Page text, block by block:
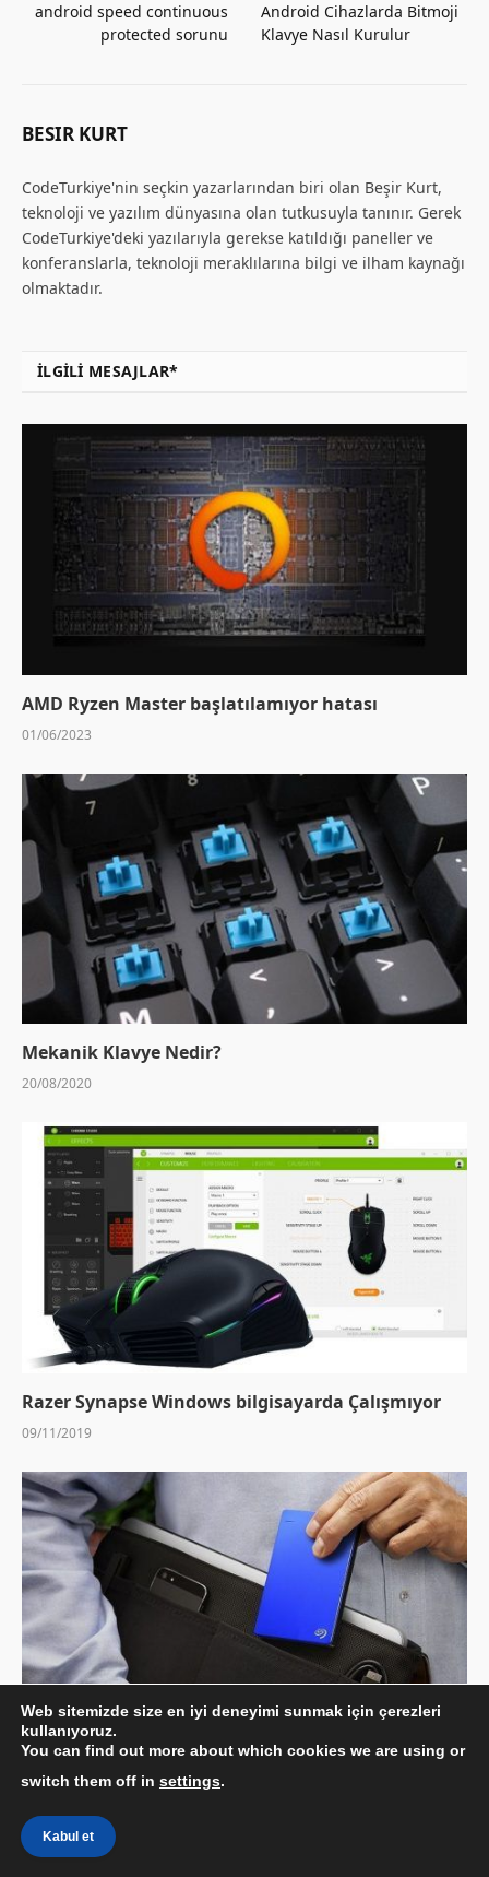
android speed continuous
protected sorunu
Android Cihazlarda Bitmoji
Klavye Nasıl Kurulur
BESIR KURT
CodeTurkiye'nin seçkin yazarlarından biri olan Beşir Kurt,
teknoloji ve yazılım dünyasına olan tutkusuyla tanınır. Gerek
CodeTurkiye'deki yazılarıyla gerekse katıldığı paneller ve
konferanslarla, teknoloji meraklılarına bilgi ve ilham kaynağı
olmaktadır.
İLGILI MESAJLAR*
AMD Ryzen Master başlatılamıyor hatası
01/06/2023
Mekanik Klavye Nedir?
20/08/2020
Razer Synapse Windows bilgisayarda Çalışmıyor
09/11/2019
Hangi Harici Sürücü Almalıyım?
04/09/2018
Web sitemizde size en iyi deneyimi sunmak için çerezleri
kullanıyoruz.
You can find out more about which cookies we are using or
switch them off in settings.
Kabul et